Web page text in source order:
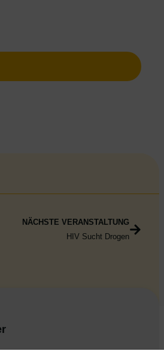
NÄCHSTE VERANSTALTUNG
HIV Sucht Drogen